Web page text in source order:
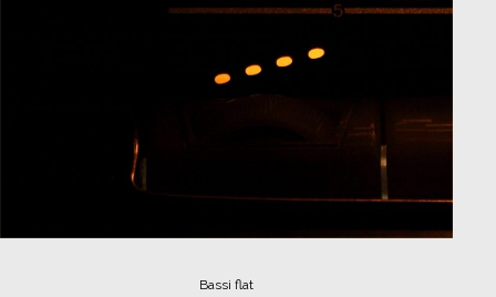
Bassi flat